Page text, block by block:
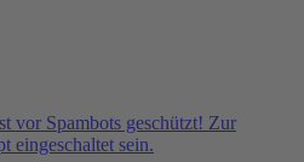
vor Spambots geschützt! Zur
eingeschaltet sein.